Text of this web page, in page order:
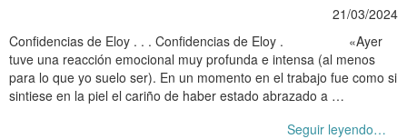
21/03/2024
Confidencias de Eloy . . . Confidencias de Eloy . «Ayer
tuve una reacción emocional muy profunda e intensa (al menos
para lo que yo suelo ser). En un momento en el trabajo fue como si
sintiese en la piel el cariño de haber estado abrazado a …
Seguir leyendo…